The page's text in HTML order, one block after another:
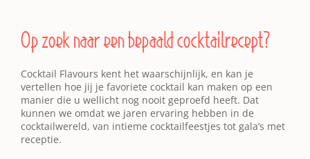
Op zoek naar een bepaald cocktailrecept?
Cocktail Flavours kent het waarschijnlijk, en kan je
vertellen hoe jij je favoriete cocktail kan maken op een
manier die u wellicht nog nooit geproefd heeft. Dat
kunnen we omdat we jaren ervaring hebben in de
cocktailwereld, van intieme cocktailfeestjes tot gala’s met
receptie.